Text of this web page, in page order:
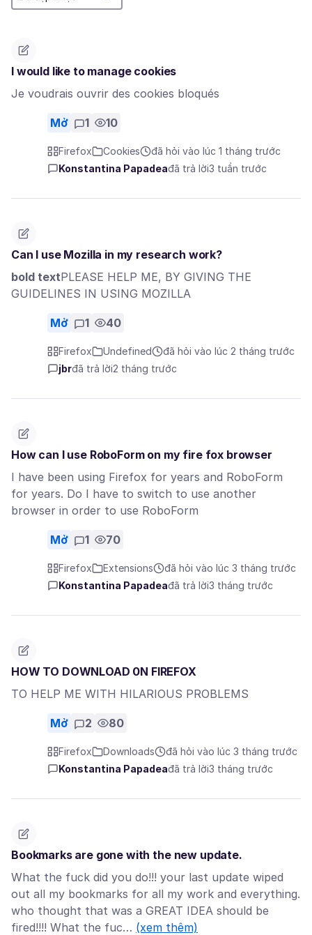
I would like to manage cookies
Je voudrais ouvrir des cookies bloqués
Mở 1 10
Firefox Cookies
đã hỏi vào lúc 1 tháng trước
Konstantina Papadeađã trả lời3 tuần trước
Can I use Mozilla in my research work?
bold textPLEASE HELP ME, BY GIVING THE
GUIDELINES IN USING MOZILLA
Mở 1 40
Firefox Undefined
đã hỏi vào lúc 2 tháng trước
jbrđã trả lời2 tháng trước
How can I use RoboForm on my fire fox browser
I have been using Firefox for years and RoboForm
for years. Do I have to switch to use another
browser in order to use RoboForm
Mở 1 70
Firefox Extensions
đã hỏi vào lúc 3 tháng trước
Konstantina Papadeađã trả lời3 tháng trước
HOW TO DOWNLOAD 0N FIREFOX
TO HELP ME WITH HILARIOUS PROBLEMS
Mở 2 80
Firefox Downloads
đã hỏi vào lúc 3 tháng trước
Konstantina Papadeađã trả lời3 tháng trước
Bookmarks are gone with the new update.
What the fuck did you do!!! your last update wiped
out all my bookmarks for all my work and everything.
who thought that was a GREAT IDEA should be
fired!!!! What the fuc… (xem thêm)